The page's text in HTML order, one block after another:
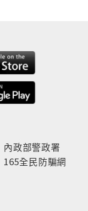
內政部警政署
165全民防騙網